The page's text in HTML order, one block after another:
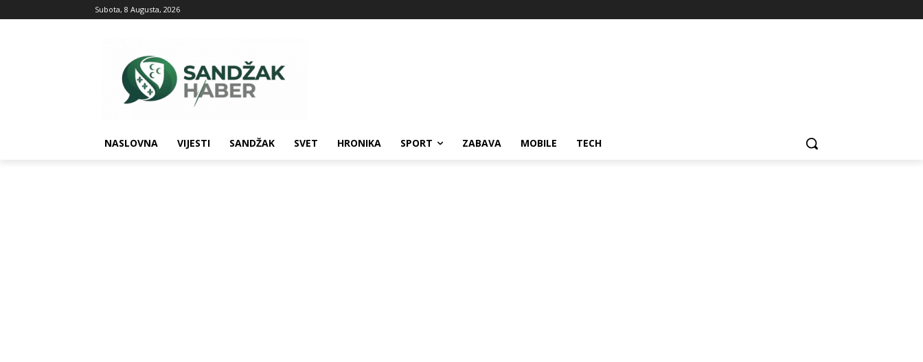
Subota, 8 Augusta, 2026
NASLOVNA VIJESTI SANDŽAK SVET HRONIKA SPORT ZABAVA MOBILE TECH